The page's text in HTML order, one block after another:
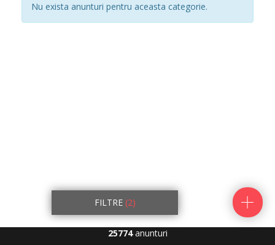
Nu exista anunturi pentru aceasta categorie.
FILTRE (2)
25774anunturi